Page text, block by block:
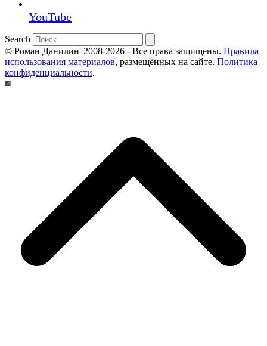
YouTube
Search
© Роман Данилин' 2008-2026 - Все права защищены. Правила
использования материалов, размещённых на сайте. Политика
конфиденциальности.